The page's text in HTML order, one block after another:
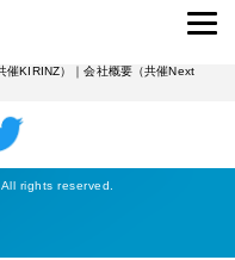
催KIRINZ） ｜会社概要（共催Next
rights reserved.